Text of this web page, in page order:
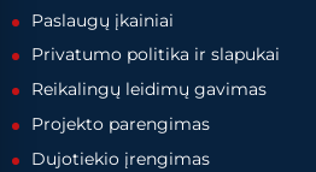
Paslaugų įkainiai
Privatumo politika ir slapukai
Reikalingų leidimų gavimas
Projekto parengimas
Dujotiekio įrengimas